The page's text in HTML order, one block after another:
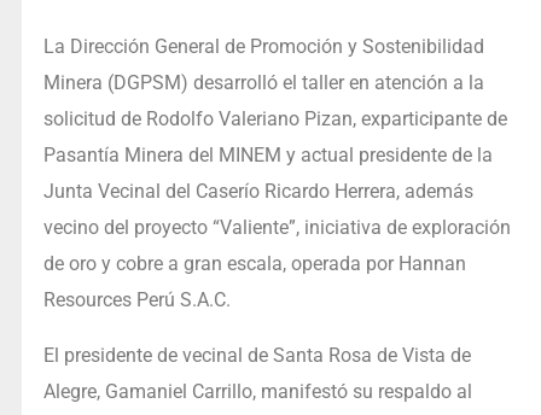
La Dirección General de Promoción y Sostenibilidad
Minera (DGPSM) desarrolló el taller en atención a la
solicitud de Rodolfo Valeriano Pizan, exparticipante de
Pasantía Minera del MINEM y actual presidente de la
Junta Vecinal del Caserío Ricardo Herrera, además
vecino del proyecto “Valiente”, iniciativa de exploración
de oro y cobre a gran escala, operada por Hannan
Resources Perú S.A.C.
El presidente de vecinal de Santa Rosa de Vista de
Alegre, Gamaniel Carrillo, manifestó su respaldo al